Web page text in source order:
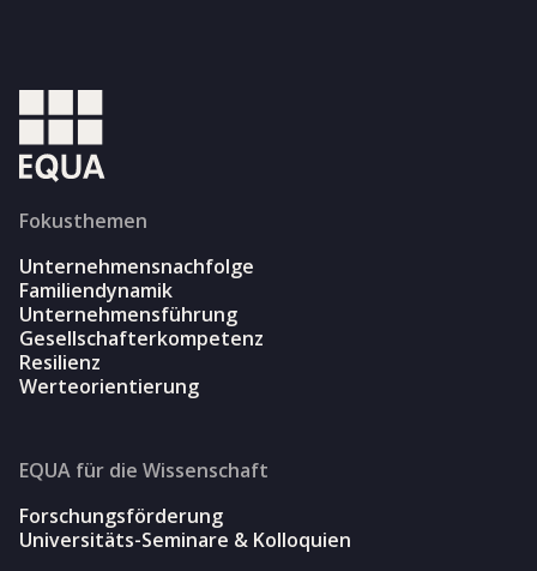
Fokusthemen
Unternehmensnachfolge
Familiendynamik
Unternehmensführung
Gesellschafterkompetenz
Resilienz
Werteorientierung
EQUA für die Wissenschaft
Forschungsförderung
Universitäts-Seminare & Kolloquien